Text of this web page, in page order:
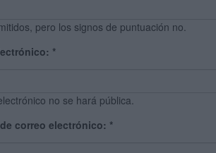
pero los signos de puntuación no.
*
no se hará pública.
correo electrónico: *